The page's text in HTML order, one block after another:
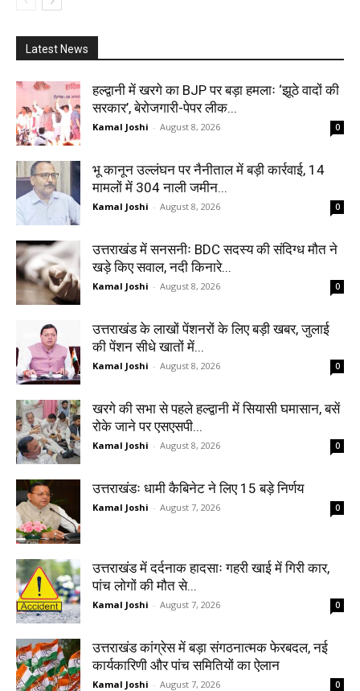
Latest News
हल्द्वानी में खरगे का BJP पर बड़ा हमलाः ‘झूठे वादों की
सरकार’, बेरोजगारी-पेपर लीक...
Kamal Joshi - August 8, 2026 0
भू कानून उल्लंघन पर नैनीताल में बड़ी कार्रवाई, 14
मामलों में 304 नाली जमीन...
Kamal Joshi - August 8, 2026 0
उत्तराखंड में सनसनीः BDC सदस्य की संदिग्ध मौत ने
खड़े किए सवाल, नदी किनारे...
Kamal Joshi - August 8, 2026 0
उत्तराखंड के लाखों पेंशनरों के लिए बड़ी खबर, जुलाई
की पेंशन सीधे खातों में...
Kamal Joshi - August 8, 2026 0
खरगे की सभा से पहले हल्द्वानी में सियासी घमासान, बसें
रोके जाने पर एसएसपी...
Kamal Joshi - August 8, 2026 0
उत्तराखंडः धामी कैबिनेट ने लिए 15 बड़े निर्णय
Kamal Joshi - August 7, 2026 0
उत्तराखंड में दर्दनाक हादसाः गहरी खाई में गिरी कार,
पांच लोगों की मौत से...
Kamal Joshi - August 7, 2026 0
उत्तराखंड कांग्रेस में बड़ा संगठनात्मक फेरबदल, नई
कार्यकारिणी और पांच समितियों का ऐलान
Kamal Joshi - August 7, 2026 0